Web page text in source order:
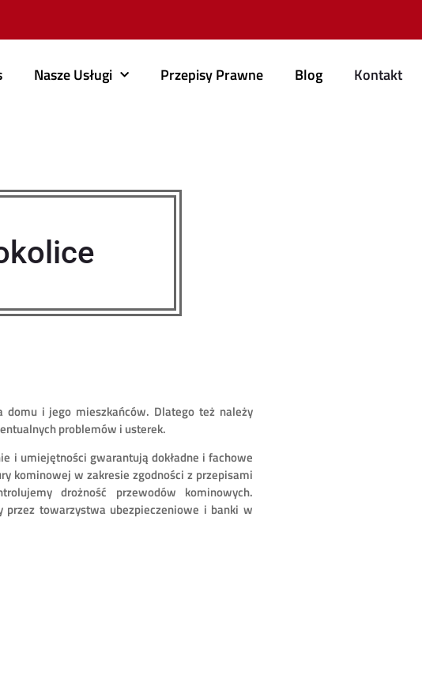
Nasze Usługi Przepisy Prawne Blog Kontakt
domu i jego mieszkańców. Dlatego też należy
problemów i usterek.
i umiejętności gwarantują dokładne i fachowe
kominowej w zakresie zgodności z przepisami
drożność przewodów kominowych.
towarzystwa ubezpieczeniowe i banki w